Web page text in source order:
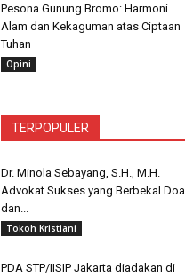
Pesona Gunung Bromo: Harmoni
Alam dan Kekaguman atas Ciptaan
Tuhan
Opini
TERPOPULER
Dr. Minola Sebayang, S.H., M.H.
Advokat Sukses yang Berbekal Doa
dan...
Tokoh Kristiani
PDA STP/IISIP Jakarta diadakan di